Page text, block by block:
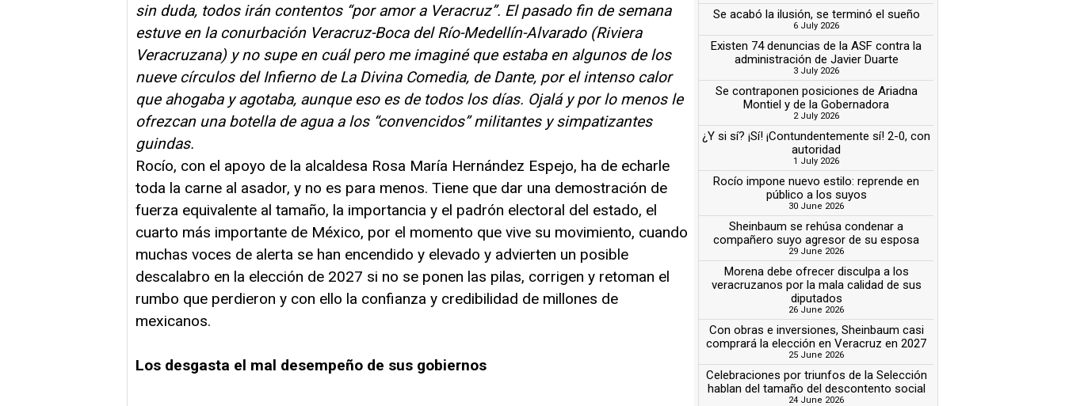
sin duda, todos irán contentos “por amor a Veracruz”. El pasado fin de semana
estuve en la conurbación Veracruz-Boca del Río-Medellín-Alvarado (Riviera
Veracruzana) y no supe en cuál pero me imaginé que estaba en algunos de los
nueve círculos del Infierno de La Divina Comedia, de Dante, por el intenso calor
que ahogaba y agotaba, aunque eso es de todos los días. Ojalá y por lo menos le
ofrezcan una botella de agua a los “convencidos” militantes y simpatizantes
guindas.
Rocío, con el apoyo de la alcaldesa Rosa María Hernández Espejo, ha de echarle
toda la carne al asador, y no es para menos. Tiene que dar una demostración de
fuerza equivalente al tamaño, la importancia y el padrón electoral del estado, el
cuarto más importante de México, por el momento que vive su movimiento, cuando
muchas voces de alerta se han encendido y elevado y advierten un posible
descalabro en la elección de 2027 si no se ponen las pilas, corrigen y retoman el
rumbo que perdieron y con ello la confianza y credibilidad de millones de
mexicanos.
Los desgasta el mal desempeño de sus gobiernos
Se acabó la ilusión, se terminó el sueño
6 July 2026
Existen 74 denuncias de la ASF contra la
administración de Javier Duarte
3 July 2026
Se contraponen posiciones de Ariadna
Montiel y de la Gobernadora
2 July 2026
¿Y si sí? ¡Sí! ¡Contundentemente sí! 2-0, con
autoridad
1 July 2026
Rocío impone nuevo estilo: reprende en
público a los suyos
30 June 2026
Sheinbaum se rehúsa condenar a
compañero suyo agresor de su esposa
29 June 2026
Morena debe ofrecer disculpa a los
veracruzanos por la mala calidad de sus
diputados
26 June 2026
Con obras e inversiones, Sheinbaum casi
comprará la elección en Veracruz en 2027
25 June 2026
Celebraciones por triunfos de la Selección
hablan del tamaño del descontento social
24 June 2026